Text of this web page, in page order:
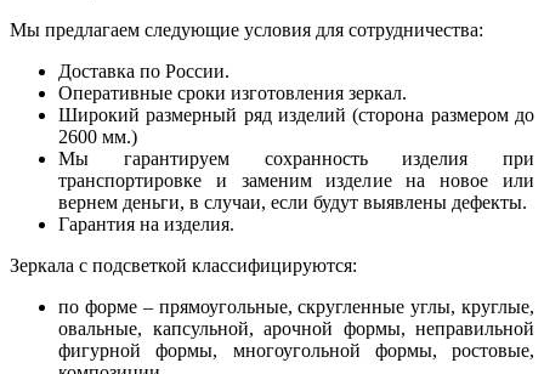
Мы предлагаем следующие условия для сотрудничества:
Доставка по России.
Оперативные сроки изготовления зеркал.
Широкий размерный ряд изделий (сторона размером до
2600 мм.)
Мы гарантируем сохранность изделия при
транспортировке и заменим изделие на новое или
вернем деньги, в случаи, если будут выявлены дефекты.
Гарантия на изделия.
Зеркала с подсветкой классифицируются:
по форме – прямоугольные, скругленные углы, круглые,
овальные, капсульной, арочной формы, неправильной
фигурной формы, многоугольной формы, ростовые,